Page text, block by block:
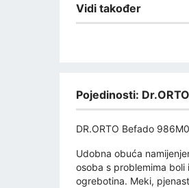
Vidi također
Pojedinosti:
DR.ORTO Befado
Udobna obuća
osoba s problemima
ogrebotina. Meki,